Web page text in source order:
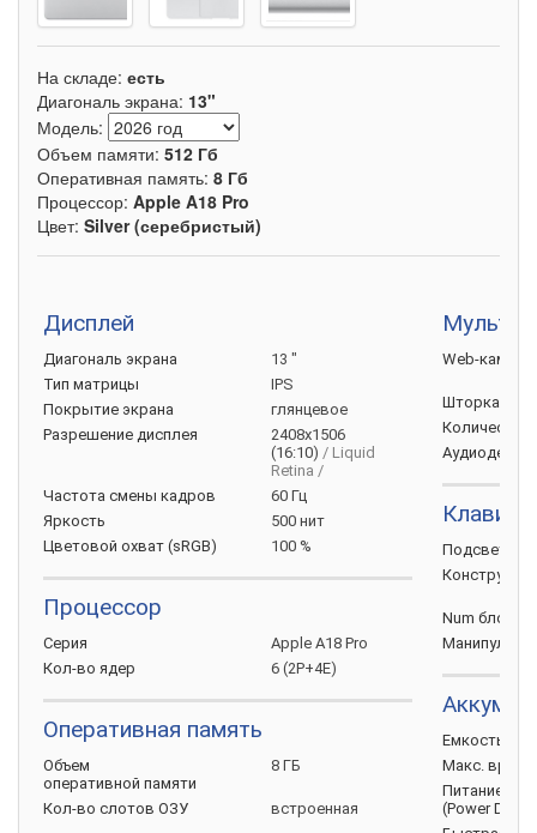
На складе: есть
Диагональ экрана: 13"
Модель:
Объем памяти: 512 Гб
Оперативная память: 8 Гб
Процессор: Apple A18 Pro
Цвет: Silver (серебристый)
Дисплей
Диагональ экрана
13 "
Тип матрицы
IPS
Покрытие экрана
глянцевое
Разрешение дисплея
2408x1506
(16:10) / Liquid
Retina /
Частота смены кадров
60 Гц
Яркость
500 нит
Цветовой охват (sRGB) 100 %
Процессор
Серия
Apple A18 Pro
Кол-во ядер 6 (2P+4E)
Оперативная память
Объем
оперативной памяти
8 ГБ
Кол-во слотов ОЗУ встроенная
Web-камера
Шторка для
Количество
Подсветка
Num блок
Емкость
Макс. время
Питание по
(Power